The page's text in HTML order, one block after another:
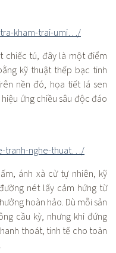
kham-trai-umi…/
chiếc tủ, đây là một điểm
kỹ thuật thếp bạc tinh
nền đó, họa tiết lá sen
ứng chiều sâu độc đáo
tranh-nghe-thuat…/
ánh xà cừ tự nhiên, kỹ
nét lấy cảm hứng từ
hoàn hảo. Dù mỗi sản
cầu kỳ, nhưng khi đứng
thoát, tinh tế cho toàn